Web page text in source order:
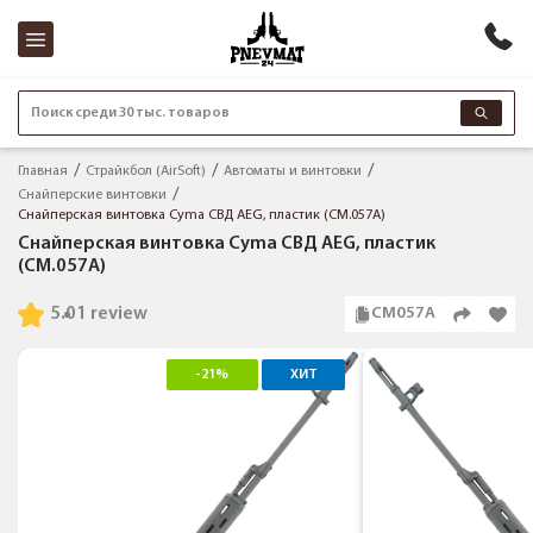
Поиск среди 30 тыс. товаров
Главная Страйкбол (AirSoft)
Автоматы и винтовки
Снайперские винтовки
Снайперская винтовка Cyma СВД AEG, пластик (CM.057A)
Снайперская винтовка Cyma СВД AEG, пластик
(CM.057A)
1 review
5.0 CM057A
-21% ХИТ